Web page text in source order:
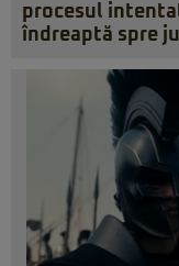
procesul
îndreaptă spre